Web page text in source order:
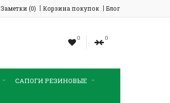
Заметки (0) Корзина покупок Блог
0 0
САПОГИ РЕЗИНОВЫЕ